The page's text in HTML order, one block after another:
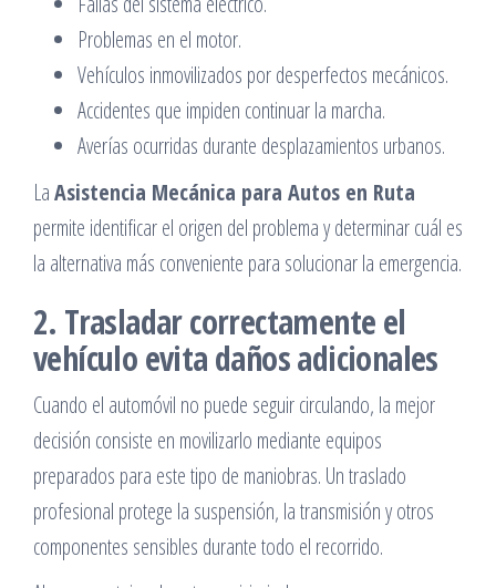
Problemas en el motor.
Vehículos inmovilizados por desperfectos mecánicos.
Accidentes que impiden continuar la marcha.
Averías ocurridas durante desplazamientos urbanos.
LaAsistencia Mecánica para Autos en Ruta
permite identificar el origen del problema y determinar cuál es
la alternativa más conveniente para solucionar la emergencia.
2. Trasladar correctamente el
vehículo evita daños adicionales
Cuando el automóvil no puede seguir circulando, la mejor
decisión consiste en movilizarlo mediante equipos
preparados para este tipo de maniobras. Un traslado
profesional protege la suspensión, la transmisión y otros
componentes sensibles durante todo el recorrido.